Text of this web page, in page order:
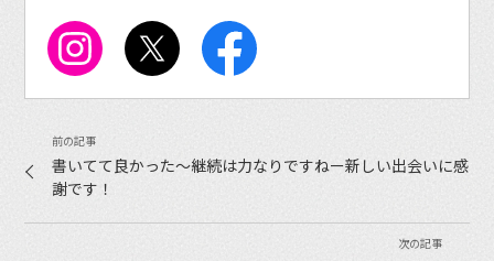
書いてて良かった〜継続は力なりですねー新しい出会いに感
謝です！